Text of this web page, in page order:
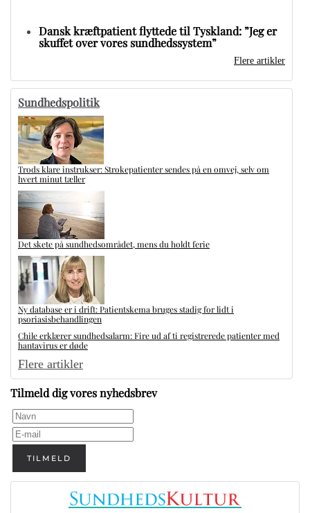
Dansk kræftpatient flyttede til Tyskland: ”Jeg er
skuffet over vores sundhedssystem”
Flere artikler
Sundhedspolitik
Trods klare instrukser: Strokepatienter sendes på en omvej, selv om
hvert minut tæller
Det skete på sundhedsområdet, mens du holdt ferie
Ny database er i drift: Patientskema bruges stadig for lidt i
psoriasisbehandlingen
Chile erklærer sundhedsalarm: Fire ud af ti registrerede patienter med
hantavirus er døde
Flere artikler
Tilmeld dig vores nyhedsbrev
TILMELD